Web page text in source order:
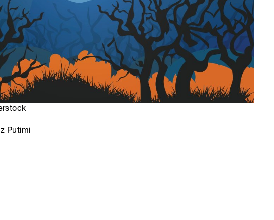
Putimi